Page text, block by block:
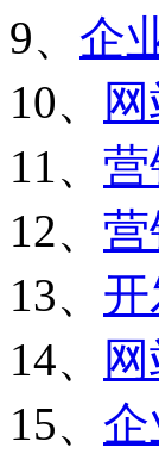
9、 企
10、
11、
12、
13、
14、
15、